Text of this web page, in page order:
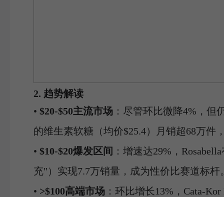
2. 趋势解读
• $20-$50主流市场 ：尽管环比微降4%，
的维生素软糖（均价$25.4）月销超68万件
• $10-$20爆发区间 ：增速达29%，
充"）实现7.7万销量，成为性价比赛道标杆
• >$100高端市场 ：环比增长13%，Cata-